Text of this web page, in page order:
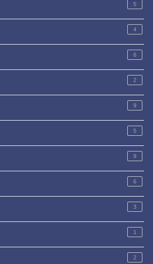
5
4
6
2
9
5
9
6
3
1
2